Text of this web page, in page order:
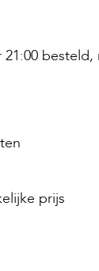
besteld,
prijs